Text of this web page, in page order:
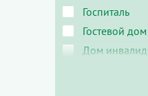
Госпиталь
Гостевой дом
Дом